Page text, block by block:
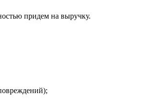
придем на выручку.